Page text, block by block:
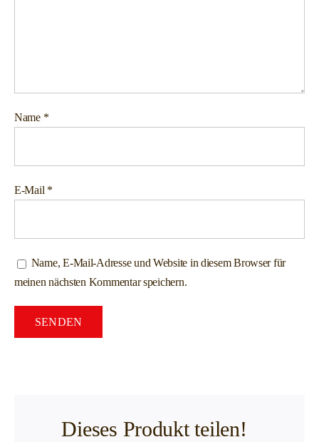
Name *
E-Mail *
Name, E-Mail-Adresse und Website in diesem Browser für
meinen nächsten Kommentar speichern.
Dieses Produkt teilen!